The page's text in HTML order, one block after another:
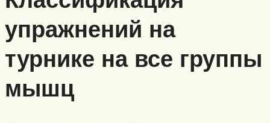
упражнений на
турнике на все группы
мышц